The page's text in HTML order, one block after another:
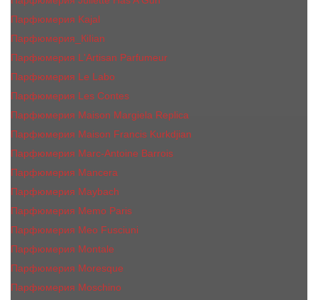
Парфюмерия Kajal
Парфюмерия_КiIiаn
Парфюмерия L'Artisan Parfumeur
Парфюмерия Le Labo
Парфюмерия Les Contes
Парфюмерия Maison Margiela Replica
Парфюмерия Maison Francis Kurkdjian
Парфюмерия Marc-Antoine Barrois
Парфюмерия Mancera
Парфюмерия Maybach
Парфюмерия Memo Paris
Парфюмерия Meo Fusciuni
Парфюмерия Montale
Парфюмерия Moresque
Парфюмерия Moschino